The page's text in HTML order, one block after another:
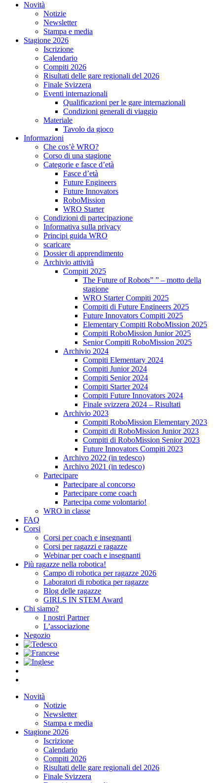
Novità
Notizie
Newsletter
Stampa e media
Stagione 2026
Iscrizione
Calendario
Compiti 2026
Risultati delle gare regionali del 2026
Finale Svizzera
Eventi internazionali
Qualificazioni per le gare internazionali
Condizioni generali di viaggio
Materiale
Tavolo da gioco
Informazioni
Che cos’è WRO?
Corso di una stagione
Categorie e fasce d’età
Fasce d’età
Future Engineers
Future Innovators
RoboMission
WRO Starter
Condizioni di partecipazione
Informativa sulla privacy
Principi guida WRO
scaricare
Dossier di apprendimento
Archivio attività
Compiti 2025
The Future of Robots” ” – motto della
stagione
WRO Starter Compiti 2025
Compiti di Future Engineers 2025
Future Innovators Compiti 2025
Elementary Compiti RoboMission 2025
Compiti RoboMission Junior 2025
Senior Compiti RoboMission 2025
Archivio 2024
Compiti Elementary 2024
Compiti Junior 2024
Compiti Senior 2024
Compiti Starter 2024
Compiti Future Innovators 2024
Finale svizzera 2024 – Risultati
Archivio 2023
Compiti RoboMission Elementary 2023
Compiti di RoboMission Junior 2023
Compiti di RoboMission Senior 2023
Future Innovators Compiti 2023
Archivo 2022 (in tedesco)
Archivo 2021 (in tedesco)
Partecipare
Partecipare al concorso
Partecipare come coach
Partecipa come volontario!
WRO in classe
FAQ
Corsi
Corsi per coach e insegnanti
Corsi per ragazzi e ragazze
Webinar per coach e insegnanti
Più ragazze nella robotica!
Campo di robotica per ragazze 2026
Laboratori di robotica per ragazze
Blog delle ragazze
GIRLS IN STEM Award
Chi siamo?
I nostri Partner
L’associazione
Negozio
Novità
Notizie
Newsletter
Stampa e media
Stagione 2026
Iscrizione
Calendario
Compiti 2026
Risultati delle gare regionali del 2026
Finale Svizzera